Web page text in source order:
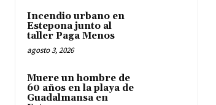
Incendio urbano en
Estepona junto al
taller Paga Menos
agosto 3, 2026
Muere un hombre de
60 años en la playa de
Guadalmansa en